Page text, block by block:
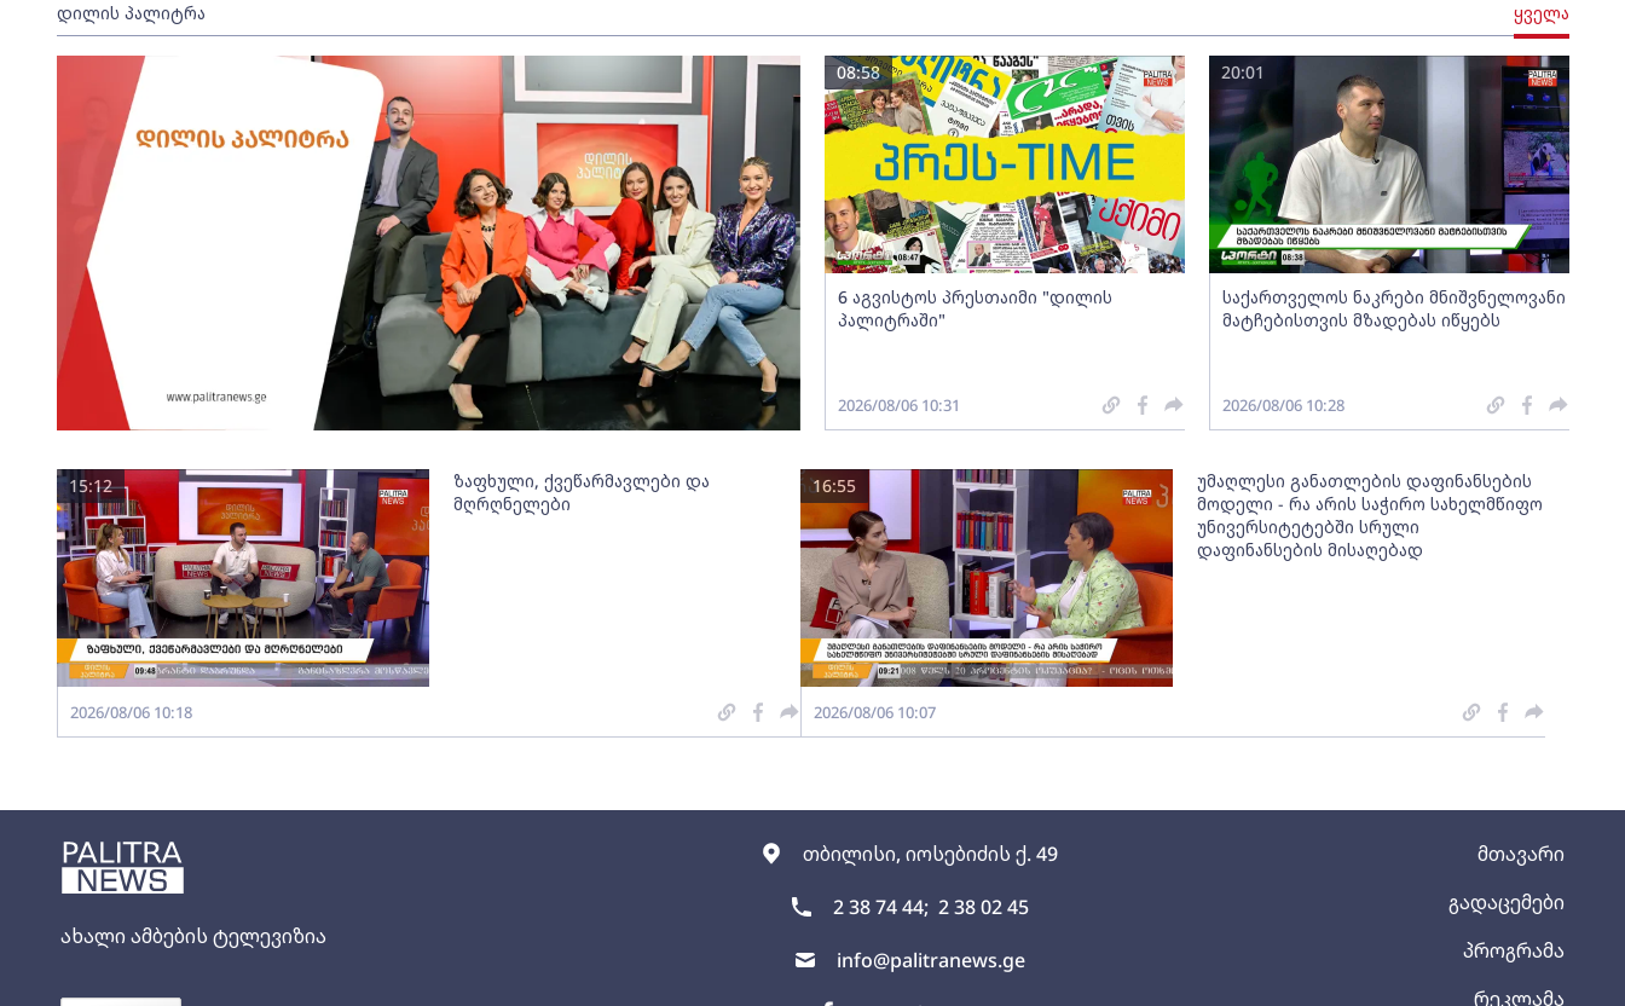
ახალი ამბების ტელევიზია
თბილისი, იოსებიძის ქ. 49
2 38 74 44; 2 38 02 45
info@palitranews.ge
მთავარი
გადაცემები
პროგრამა
რეკლამა
დილის პალიტრა ყველა
6 აგვისტოს პრესთაიმი "დილის
პალიტრაში"
08:58
2026/08/06 10:31
საქართველოს ნაკრები მნიშვნელოვანი
მატჩებისთვის მზადებას იწყებს
20:01
2026/08/06 10:28
ზაფხული, ქვეწარმავლები და
მღრღნელები
15:12
2026/08/06 10:18
უმაღლესი განათლების დაფინანსების
მოდელი - რა არის საჭირო სახელმწიფო
უნივერსიტეტებში სრული
დაფინანსების მისაღებად
16:55
2026/08/06 10:07